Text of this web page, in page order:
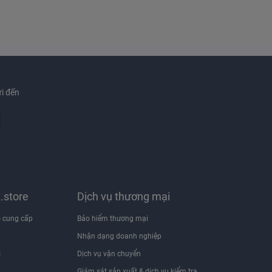
đến
cung cấp
Dịch vụ thương mại
Bảo hiểm thương mại
Nhận dạng doanh nghiệp
Dịch vụ vận chuyển